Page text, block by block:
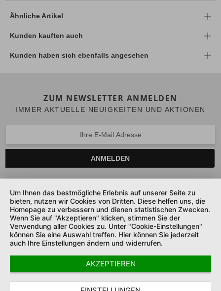
Ähnliche Artikel
Kunden kauften auch
Kunden haben sich ebenfalls angesehen
ZUM NEWSLETTER ANMELDEN
IMMER AKTUELLE NEUIGKEITEN UND AKTIONEN
ANMELDEN
SERVICE HOTLINE
UNTERNEHMEN
SHOP SERVICE
SICHER ZAHLEN UND LIEFERN
COOKIE-EINSTELLUNGEN DATENSCHUTZ
Um Ihnen das bestmögliche Erlebnis auf unserer Seite zu
bieten, nutzen wir Cookies von Dritten. Diese helfen uns, die
Homepage zu verbessern und dienen statistischen Zwecken.
Wenn Sie auf "Akzeptieren" klicken, stimmen Sie der
Verwendung aller Cookies zu. Unter "Cookie-Einstellungen"
können Sie eine Auswahl treffen. Hier können Sie jederzeit
auch Ihre Einstellungen ändern und widerrufen.
AKZEPTIEREN